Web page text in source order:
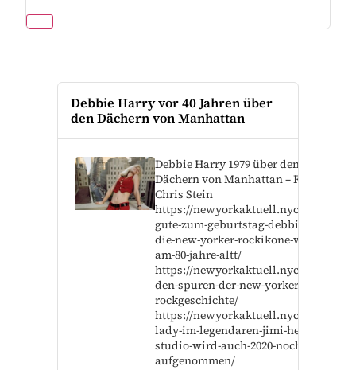
Debbie Harry vor 40 Jahren über
den Dächern von Manhattan
Debbie Harry 1979 über den
Dächern von Manhattan – Foto –
Chris Stein
https://newyorkaktuell.nyc/alles-
gute-zum-geburtstag-debbie-harry-
die-new-yorker-rockikone-wurde-
am-80-jahre-altt/
https://newyorkaktuell.nyc/auf-
den-spuren-der-new-yorker-
rockgeschichte/
https://newyorkaktuell.nyc/electric-
lady-im-legendaren-jimi-hendrix-
studio-wird-auch-2020-noch-musik-
aufgenommen/